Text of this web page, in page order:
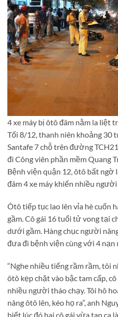
4 xe máy bị ôtô đâm nằm la liệt
Tối 8/12, thanh niên khoảng 30
Santafe 7 chỗ trên đường
đi Công viên phần mềm Quang
Bệnh viện quận 12, ôtô bất ngờ
đâm 4 xe máy khiến nhiều
Ôtô tiếp tục lao lên vỉa hè cuốn
gầm. Cô gái 16 tuổi tử vong tại
dưới gầm. Hàng chục người
đưa đi bệnh viện cùng với 4 nạn
“Nghe nhiều tiếng rầm rầm, tôi
ôtô kẹp chặt vào bậc tam cấp,
nhiều người tháo chạy. Tôi hô
nâng ôtô lên, kéo họ ra”, anh
biết lúc đó hai cô gái vừa tan ca